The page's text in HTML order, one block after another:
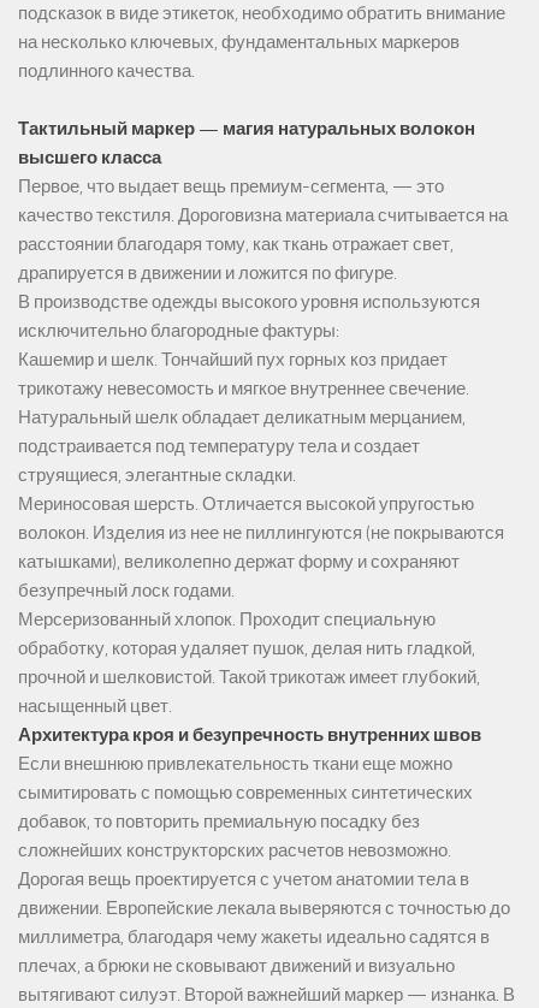
подсказок в виде этикеток, необходимо обратить внимание
на несколько ключевых, фундаментальных маркеров
подлинного качества.
Тактильный маркер — магия натуральных волокон
высшего класса
Первое, что выдает вещь премиум-сегмента, — это
качество текстиля. Дороговизна материала считывается на
расстоянии благодаря тому, как ткань отражает свет,
драпируется в движении и ложится по фигуре.
В производстве одежды высокого уровня используются
исключительно благородные фактуры:
Кашемир и шелк. Тончайший пух горных коз придает
трикотажу невесомость и мягкое внутреннее свечение.
Натуральный шелк обладает деликатным мерцанием,
подстраивается под температуру тела и создает
струящиеся, элегантные складки.
Мериносовая шерсть. Отличается высокой упругостью
волокон. Изделия из нее не пиллингуются (не покрываются
катышками), великолепно держат форму и сохраняют
безупречный лоск годами.
Мерсеризованный хлопок. Проходит специальную
обработку, которая удаляет пушок, делая нить гладкой,
прочной и шелковистой. Такой трикотаж имеет глубокий,
насыщенный цвет.
Архитектура кроя и безупречность внутренних швов
Если внешнюю привлекательность ткани еще можно
сымитировать с помощью современных синтетических
добавок, то повторить премиальную посадку без
сложнейших конструкторских расчетов невозможно.
Дорогая вещь проектируется с учетом анатомии тела в
движении. Европейские лекала выверяются с точностью до
миллиметра, благодаря чему жакеты идеально садятся в
плечах, а брюки не сковывают движений и визуально
вытягивают силуэт. Второй важнейший маркер — изнанка. В